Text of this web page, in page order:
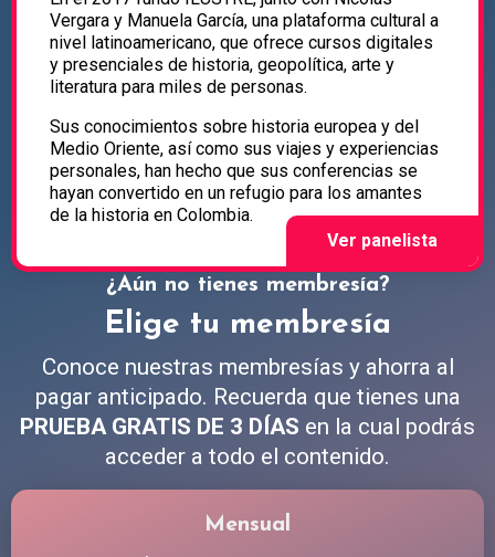
Vergara y Manuela García, una plataforma cultural a
nivel latinoamericano, que ofrece cursos digitales
y presenciales de historia, geopolítica, arte y
literatura para miles de personas.
Sus conocimientos sobre historia europea y del
Medio Oriente, así como sus viajes y experiencias
personales, han hecho que sus conferencias se
hayan convertido en un refugio para los amantes
de la historia en Colombia.
¿Aún no tienes membresía?
Elige tu membresía
Conoce nuestras membresías y ahorra al
pagar anticipado. Recuerda que tienes una
PRUEBA GRATIS DE 3 DÍAS en la cual podrás
acceder a todo el contenido.
Mensual